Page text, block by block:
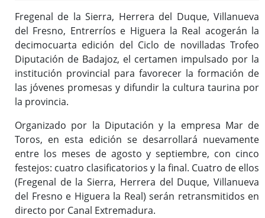
Fregenal de la Sierra, Herrera del Duque, Villanueva
del Fresno, Entrerríos e Higuera la Real acogerán la
decimocuarta edición del Ciclo de novilladas Trofeo
Diputación de Badajoz, el certamen impulsado por la
institución provincial para favorecer la formación de
las jóvenes promesas y difundir la cultura taurina por
la provincia.
Organizado por la Diputación y la empresa Mar de
Toros, en esta edición se desarrollará nuevamente
entre los meses de agosto y septiembre, con cinco
festejos: cuatro clasificatorios y la final. Cuatro de ellos
(Fregenal de la Sierra, Herrera del Duque, Villanueva
del Fresno e Higuera la Real) serán retransmitidos en
directo por Canal Extremadura.